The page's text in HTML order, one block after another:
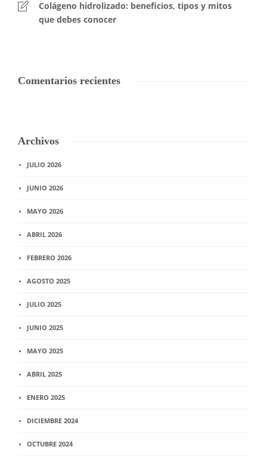
Colágeno hidrolizado: beneficios, tipos y mitos
que debes conocer
Comentarios recientes
Archivos
JULIO 2026
JUNIO 2026
MAYO 2026
ABRIL 2026
FEBRERO 2026
AGOSTO 2025
JULIO 2025
JUNIO 2025
MAYO 2025
ABRIL 2025
ENERO 2025
DICIEMBRE 2024
OCTUBRE 2024